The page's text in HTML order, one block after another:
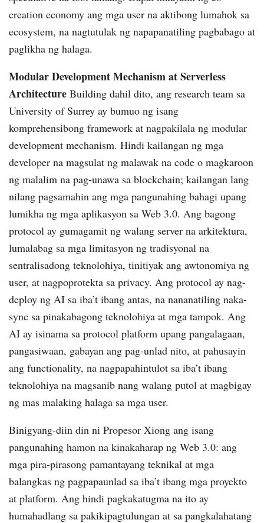
creation economy ang mga user na aktibong lumahok sa
ecosystem, na nagtutulak ng napapanatiling pagbabago at
paglikha ng halaga.
Modular Development Mechanism at Serverless
Architecture Building dahil dito, ang research team sa
University of Surrey ay bumuo ng isang
komprehensibong framework at nagpakilala ng modular
development mechanism. Hindi kailangan ng mga
developer na magsulat ng malawak na code o magkaroon
ng malalim na pag-unawa sa blockchain; kailangan lang
nilang pagsamahin ang mga pangunahing bahagi upang
lumikha ng mga aplikasyon sa Web 3.0. Ang bagong
protocol ay gumagamit ng walang server na arkitektura,
lumalabag sa mga limitasyon ng tradisyonal na
sentralisadong teknolohiya, tinitiyak ang awtonomiya ng
user, at nagpoprotekta sa privacy. Ang protocol ay nag-
deploy ng AI sa iba’t ibang antas, na nananatiling naka-
sync sa pinakabagong teknolohiya at mga tampok. Ang
AI ay isinama sa protocol platform upang pangalagaan,
pangasiwaan, gabayan ang pag-unlad nito, at pahusayin
ang functionality, na nagpapahintulot sa iba’t ibang
teknolohiya na magsanib nang walang putol at magbigay
ng mas malaking halaga sa mga user.
Binigyang-diin din ni Propesor Xiong ang isang
pangunahing hamon na kinakaharap ng Web 3.0: ang
mga pira-pirasong pamantayang teknikal at mga
balangkas ng pagpapaunlad sa iba’t ibang mga proyekto
at platform. Ang hindi pagkakatugma na ito ay
humahadlang sa pakikipagtulungan at sa pangkalahatang